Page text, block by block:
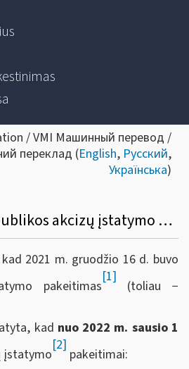
/ VMI Машинный перевод /
переклад (English, Русский,
Українська)
Dėl Lietuvos Respublikos akcizų įstatymo 3, 22, 28, 29-1 straipsnių pakeitimo nuo 2022 m. sausio 1 d.
2021 m. gruodžio 16 d. buvo
pakeitimas
[1]
(toliau −
kad nuo 2022 m. sausio 1
įstatymo
[2]
pakeitimai: